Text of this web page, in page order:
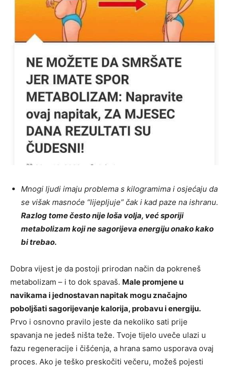
Mnogi ljudi imaju problema s kilogramima i osjećaju da
se višak masnoće “lijepljuje” čak i kad paze na ishranu.
Razlog tome često nije loša volja, već sporiji
metabolizam koji ne sagorijeva energiju onako kako
bi trebao.
Dobra vijest je da postoji prirodan način da pokreneš
metabolizam – i to dok spavaš. Male promjene u
navikama i jednostavan napitak mogu značajno
poboljšati sagorijevanje kalorija, probavu i energiju.
Prvo i osnovno pravilo jeste da nekoliko sati prije
spavanja ne jedeš ništa teže. Tvoje tijelo uveče ulazi u
fazu regeneracije i čišćenja, a hrana samo usporava ovaj
proces. Ako je teško preskočiti večeru, možeš pojesti